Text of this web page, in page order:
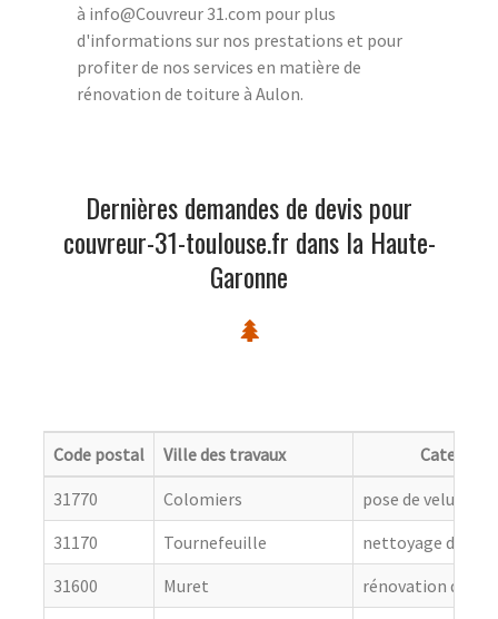
à info@Couvreur 31.com pour plus
d'informations sur nos prestations et pour
profiter de nos services en matière de
rénovation de toiture à Aulon.
Dernières demandes de devis pour
couvreur-31-toulouse.fr dans la Haute-
Garonne
Code postal Ville des travaux
Categorie
31770
Colomiers
pose de velux
31170
Tournefeuille
nettoyage de
31600
Muret
rénovation de